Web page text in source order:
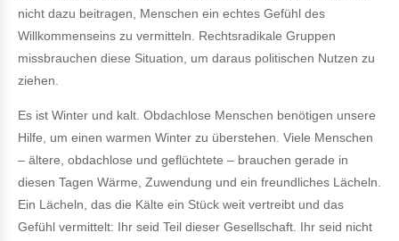
nicht dazu beitragen, Menschen ein echtes Gefühl des
Willkommenseins zu vermitteln. Rechtsradikale Gruppen
missbrauchen diese Situation, um daraus politischen Nutzen zu
ziehen.
Es ist Winter und kalt. Obdachlose Menschen benötigen unsere
Hilfe, um einen warmen Winter zu überstehen. Viele Menschen
– ältere, obdachlose und geflüchtete – brauchen gerade in
diesen Tagen Wärme, Zuwendung und ein freundliches Lächeln.
Ein Lächeln, das die Kälte ein Stück weit vertreibt und das
Gefühl vermittelt: Ihr seid Teil dieser Gesellschaft. Ihr seid nicht